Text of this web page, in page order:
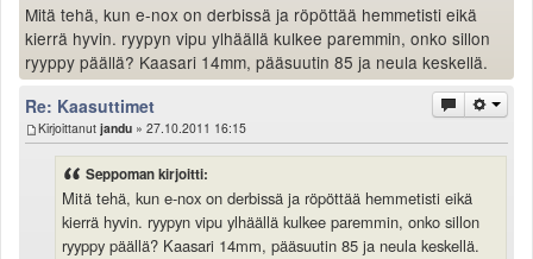
Mitä tehä, kun e-nox on derbissä ja röpöttää hemmetisti eikä
kierrä hyvin. ryypyn vipu ylhäällä kulkee paremmin, onko sillon
ryyppy päällä? Kaasari 14mm, pääsuutin 85 ja neula keskellä.
Re: Kaasuttimet
Kirjoittanut jandu » 27.10.2011 16:15
Seppoman kirjoitti:
Mitä tehä, kun e-nox on derbissä ja röpöttää hemmetisti eikä
kierrä hyvin. ryypyn vipu ylhäällä kulkee paremmin, onko sillon
ryyppy päällä? Kaasari 14mm, pääsuutin 85 ja neula keskellä.